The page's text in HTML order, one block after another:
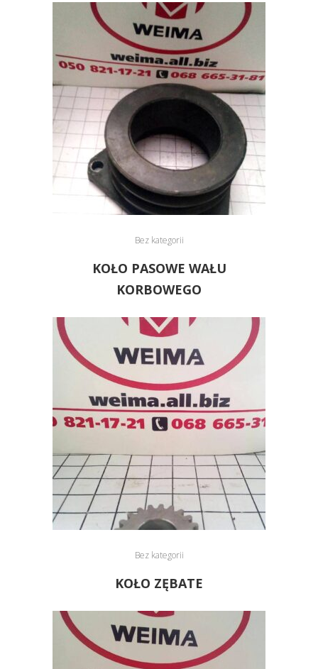
Bez kategorii
KOŁO PASOWE WAŁU
KORBOWEGO
Bez kategorii
KOŁO ZĘBATE